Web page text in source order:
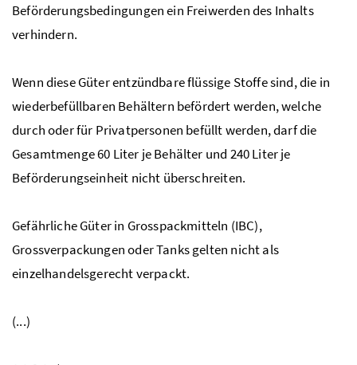
Beförderungsbedingungen ein Freiwerden des Inhalts
verhindern.
Wenn diese Güter entzündbare flüssige Stoffe sind, die in
wiederbefüllbaren Behältern befördert werden, welche
durch oder für Privatpersonen befüllt werden, darf die
Gesamtmenge 60 Liter je Behälter und 240 Liter je
Beförderungseinheit nicht überschreiten.
Gefährliche Güter in Grosspackmitteln (IBC),
Grossverpackungen oder Tanks gelten nicht als
einzelhandelsgerecht verpackt.
(...)